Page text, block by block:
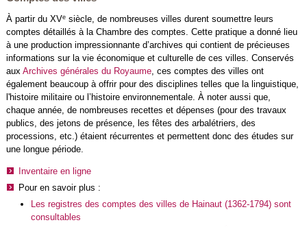
À partir du XVesiècle, de nombreuses villes durent soumettre leurs
comptes détaillés à la Chambre des comptes. Cette pratique a donné lieu
à une production impressionnante d’archives qui contient de précieuses
informations sur la vie économique et culturelle de ces villes. Conservés
aux Archives générales du Royaume, ces comptes des villes ont
également beaucoup à offrir pour des disciplines telles que la linguistique,
l'histoire militaire ou l’histoire environnementale. À noter aussi que,
chaque année, de nombreuses recettes et dépenses (pour des travaux
publics, des jetons de présence, les fêtes des arbalétriers, des
processions, etc.) étaient récurrentes et permettent donc des études sur
une longue période.
Inventaire en ligne
Pour en savoir plus :
Les registres des comptes des villes de Hainaut (1362-1794) sont
consultables